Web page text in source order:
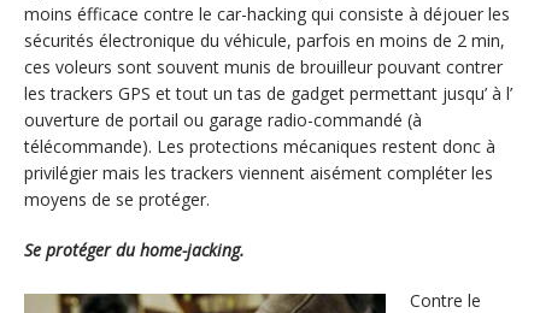
moins éfficace contre le car-hacking qui consiste à déjouer les
sécurités électronique du véhicule, parfois en moins de 2 min,
ces voleurs sont souvent munis de brouilleur pouvant contrer
les trackers GPS et tout un tas de gadget permettant jusqu’ à l’
ouverture de portail ou garage radio-commandé (à
télécommande). Les protections mécaniques restent donc à
privilégier mais les trackers viennent aisément compléter les
moyens de se protéger.
Se protéger du home-jacking.
Contre le